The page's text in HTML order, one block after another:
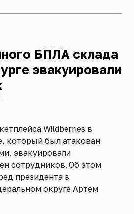
БПЛА склада
эвакуировали
Wildberries в
который был атакован
эвакуировали
сотрудников. Об этом
президента в
округе Артем